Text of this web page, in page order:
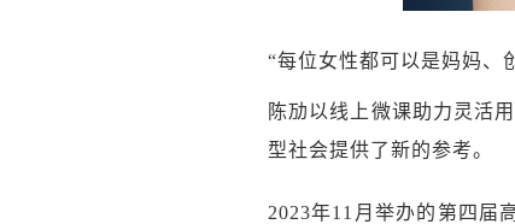
“每位女性都可以是妈妈、
陈劢以线上微课助力灵活
型社会提供了新的参考。
2023年11月举办的第四届